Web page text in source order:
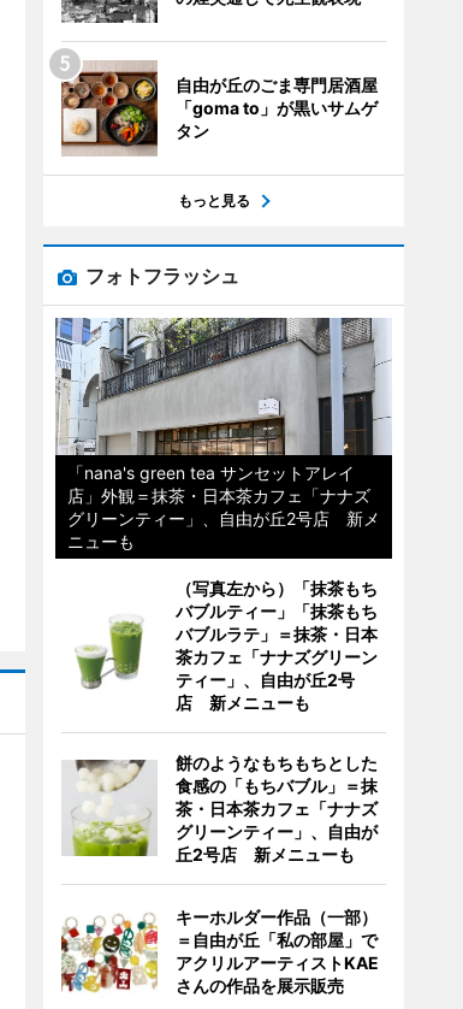
自由が丘のごま専門居酒屋
「goma to」が黒いサムゲ
タン
もっと見る
フォトフラッシュ
「nana's green tea サンセットアレイ
店」外観＝抹茶・日本茶カフェ「ナナズ
グリーンティー」、自由が丘2号店 新メ
ニューも
（写真左から）「抹茶もち
バブルティー」「抹茶もち
バブルラテ」＝抹茶・日本
茶カフェ「ナナズグリーン
ティー」、自由が丘2号
店 新メニューも
餅のようなもちもちとした
食感の「もちバブル」＝抹
茶・日本茶カフェ「ナナズ
グリーンティー」、自由が
丘2号店 新メニューも
キーホルダー作品（一部）
＝自由が丘「私の部屋」で
アクリルアーティストKAE
さんの作品を展示販売